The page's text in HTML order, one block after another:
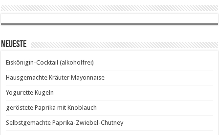
Neueste
Eiskönigin-Cocktail (alkoholfrei)
Hausgemachte Kräuter Mayonnaise
Yogurette Kugeln
geröstete Paprika mit Knoblauch
Selbstgemachte Paprika-Zwiebel-Chutney